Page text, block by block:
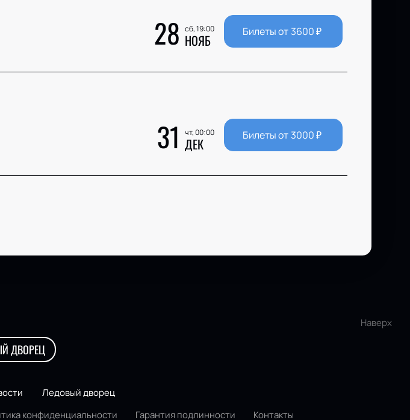
28 сб, 19:00
НОЯБ Билеты от 3600₽
31 чт, 00:00
ДЕК Билеты от 3000₽
Наверх
ДВОРЕЦ
Ледовый дворец
конфиденциальности Гарантия подлинности Контакты